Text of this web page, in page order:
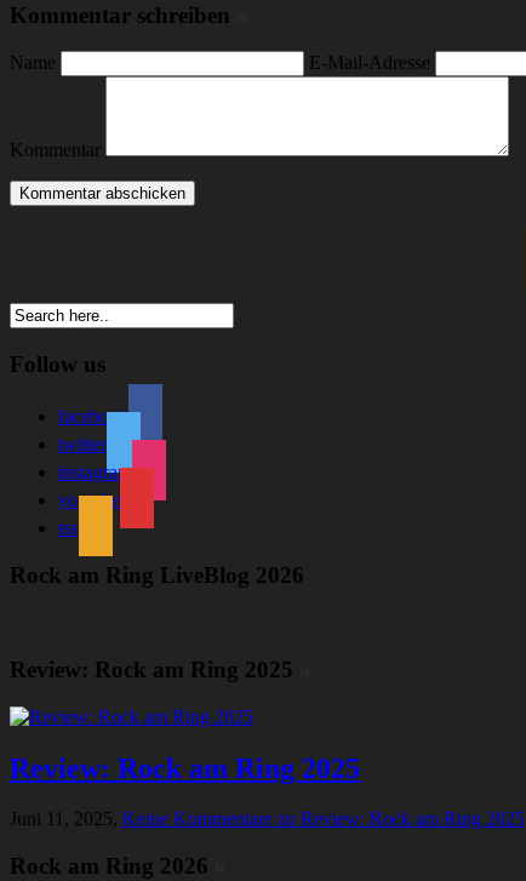
Kommentar schreiben
Name E-Mail-Adresse
Kommentar
Follow us
facebook
twitter
instagram
youtube
rss
Rock am Ring LiveBlog 2026
Review: Rock am Ring 2025
Review: Rock am Ring 2025
Juni 11, 2025, Keine Kommentare zu Review: Rock am Ring 2025
Rock am Ring 2026